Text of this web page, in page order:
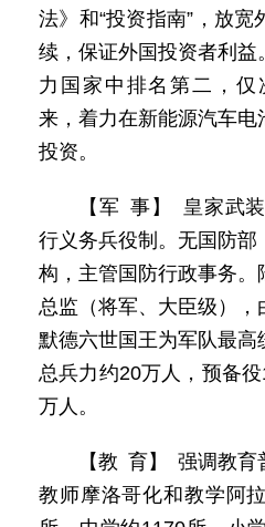
法》和“投资指南”，放
续，保证外国投资者利益
力国家中排名第二，仅
来，着力在新能源汽车电
投资。
【军 事】 皇家武
行义务兵役制。无国防
构，主管国防行政事务
总监（将军、大臣级），
默德六世国王为军队最高
总兵力约20万人，预备
万人。
【教 育】 强调教育
教师摩洛哥化和教学阿